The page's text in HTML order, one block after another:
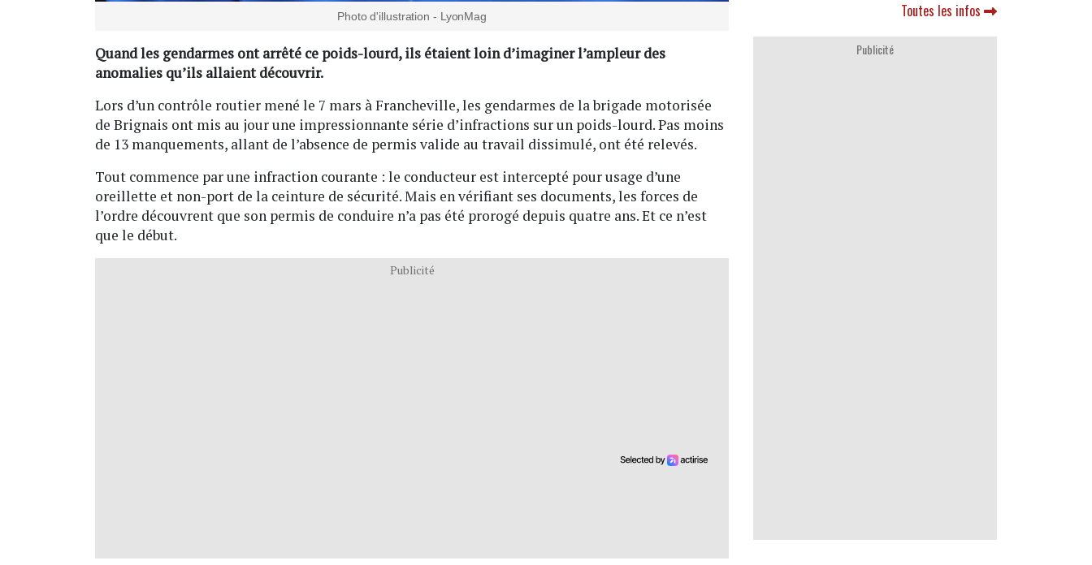
Photo d'illustration - LyonMag
Quand les gendarmes ont arrêté ce poids-lourd, ils étaient loin d’imaginer l’ampleur des
anomalies qu’ils allaient découvrir.
Lors d’un contrôle routier mené le 7 mars à Francheville, les gendarmes de la brigade motorisée
de Brignais ont mis au jour une impressionnante série d’infractions sur un poids-lourd. Pas moins
de 13 manquements, allant de l’absence de permis valide au travail dissimulé, ont été relevés.
Tout commence par une infraction courante : le conducteur est intercepté pour usage d’une
oreillette et non-port de la ceinture de sécurité. Mais en vérifiant ses documents, les forces de
l’ordre découvrent que son permis de conduire n’a pas été prorogé depuis quatre ans. Et ce n’est
que le début.
Publicité
Toutes les infos
Publicité